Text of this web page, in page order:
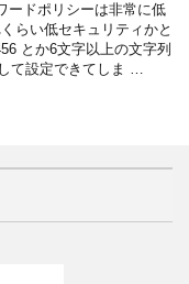
ードポリシーは非常に低
らい低セキュリティかと
とか6文字以上の文字列
て設定できてしま …